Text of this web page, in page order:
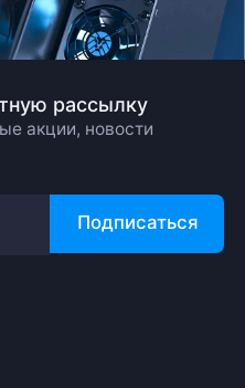
рассылку
акции, новости
Подписаться